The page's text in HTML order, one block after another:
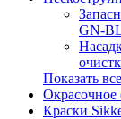
GN-
Показать
Окрасочное
Краски